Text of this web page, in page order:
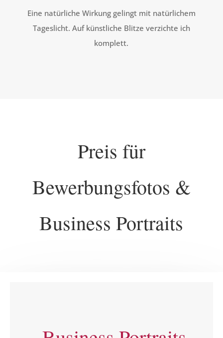
Eine natürliche Wirkung gelingt mit natürlichem
Tageslicht. Auf künstliche Blitze verzichte ich
komplett.
Preis für
Bewerbungsfotos &
Business Portraits